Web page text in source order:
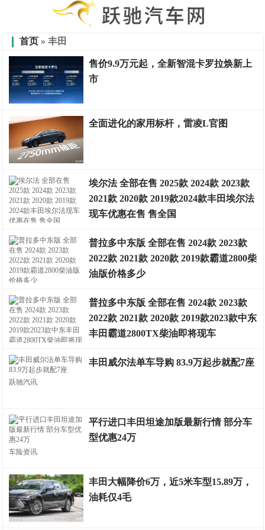
首页 » 丰田
售价9.9万元起，全新智混卡罗拉焕新上
市
全面进化的家用标杆，雷凌L官图
埃尔法 全部在售 2025款 2024款 2023款
2021款 2020款 2019款2024款丰田埃尔法
现车优惠在售 售全国
普拉多中东版 全部在售 2024款 2023款
2022款 2021款 2020款 2019款霸道2800柴
油版价格多少
试驾点评
普拉多中东版 全部在售 2024款 2023款
2022款 2021款 2020款 2019款2023款中东
丰田霸道2800TX柴油即将现车
跃驰汽讯
丰田威尔法单车导购 83.9万起步就配7座
车险资讯
平行进口丰田坦途加版最新行情 部分车
型优惠24万
丰田大幅降价6万，近5米车型15.89万，
油耗仅4毛